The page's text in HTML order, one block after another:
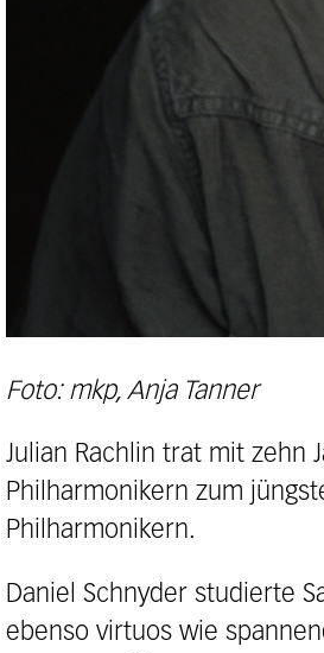
Foto: mkp, Anja Tanner
Julian Rachlin trat mit zehn
Philharmonikern zum
Philharmonikern.
Daniel Schnyder studierte
ebenso virtuos wie